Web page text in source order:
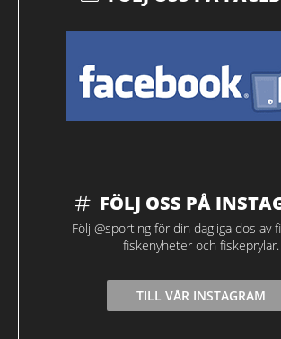
FÖLJ OSS PÅ
Följ @sporting för din dagliga dos av
fiskenyheter och fiskeprylar.
TILL VÅR INSTAGRAM